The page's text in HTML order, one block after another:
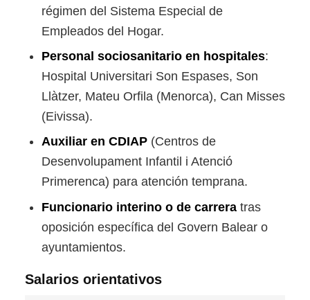
régimen del Sistema Especial de
Empleados del Hogar.
Personal sociosanitario en hospitales:
Hospital Universitari Son Espases, Son
Llàtzer, Mateu Orfila (Menorca), Can Misses
(Eivissa).
Auxiliar en CDIAP(Centros de
Desenvolupament Infantil i Atenció
Primerenca) para atención temprana.
Funcionario interino o de carreratras
oposición específica del Govern Balear o
ayuntamientos.
Salarios orientativos